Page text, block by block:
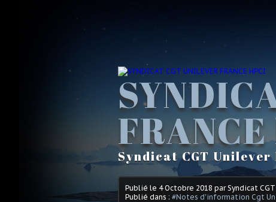
Syndicat CGT Unilever
Publié le 4 Octobre 2018 par Syndicat
Publié dans : #Notes d'information Cgt